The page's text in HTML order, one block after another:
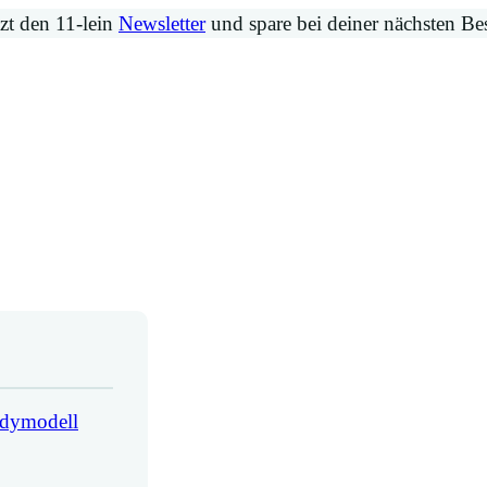
den 11-lein Newsletterund spare bei deiner nächsten